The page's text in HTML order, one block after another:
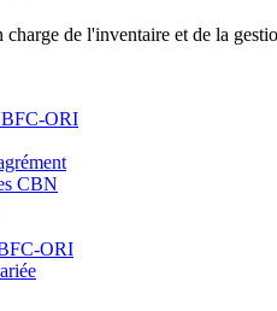
de l'inventaire et de la
ORI
CBN
ORI